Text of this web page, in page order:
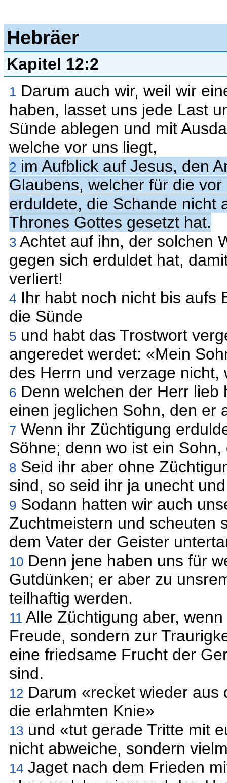
Hebräer
Kapitel 12:2
1 Darum auch wir, weil wir
haben, lasset uns jede Last
Sünde ablegen und mit
welche vor uns liegt,
2 im Aufblick auf Jesus, den
Glaubens, welcher für die
erduldete, die Schande nicht
Thrones Gottes gesetzt hat.
3 Achtet auf ihn, der solchen
gegen sich erduldet hat,
verliert!
4 Ihr habt noch nicht bis aufs
die Sünde
5 und habt das Trostwort
angeredet werdet: «Mein
des Herrn und verzage
6 Denn welchen der Herr
einen jeglichen Sohn, den er
7 Wenn ihr Züchtigung
Söhne; denn wo ist ein
8 Seid ihr aber ohne
sind, so seid ihr ja unecht
9 Sodann hatten wir auch
Zuchtmeistern und scheuten
dem Vater der Geister
10 Denn jene haben uns für
Gutdünken; er aber zu
teilhaftig werden.
11 Alle Züchtigung aber,
Freude, sondern zur
eine friedsame Frucht der
sind.
12 Darum «recket wieder
die erlahmten Knie»
13 und «tut gerade Tritte mit
nicht abweiche, sondern
14 Jaget nach dem Frieden